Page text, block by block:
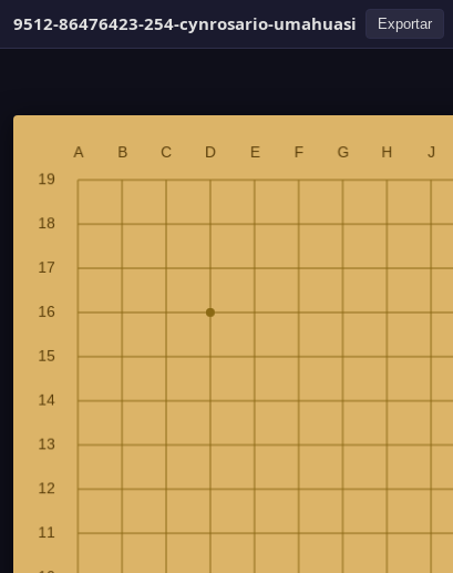
9512-86476423-254-cynrosario-umahuasi Exportar